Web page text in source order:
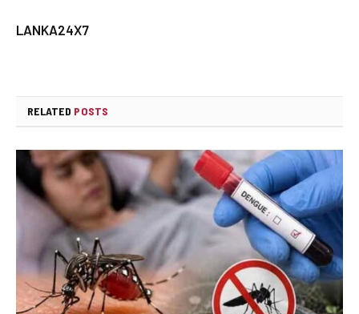
LANKA24X7
RELATED POSTS